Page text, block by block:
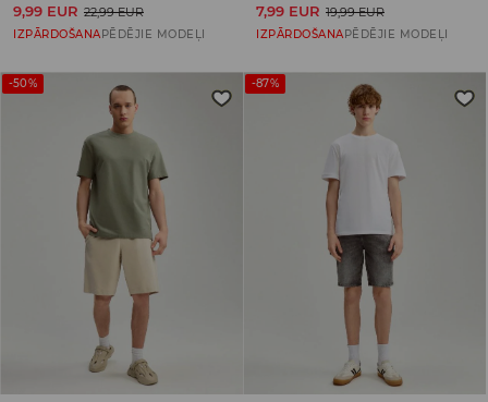
9,99 EUR 22,99 EUR
IZPĀRDOŠANAPĒDĒJIE MODEĻI
7,99 EUR 19,99 EUR
IZPĀRDOŠANAPĒDĒJIE MODEĻI
-50% -87%